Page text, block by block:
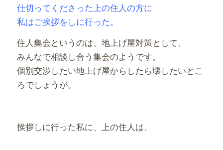
仕切ってくださった 上の住人の方に
私はご挨拶をしに行った。
住人集会というのは、地上げ屋対策として、
みんなで相談し合う集会のようです。
個別交渉したい地上げ屋からしたら壊したいとこ
ろでしょうが。
挨拶しに行った私に、上の住人は、